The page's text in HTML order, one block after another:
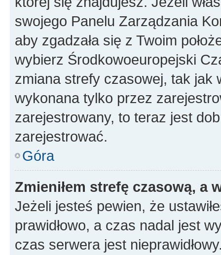
swojego Panelu Zarządzania
aby zgadzała się z Twoim
wybierz Środkowoeuropejski
zmiana strefy czasowej, tak jak
wykonana tylko przez
zarejestrowany, to teraz jest
zarejestrować.
Góra
Zmieniłem strefę czasową, a
Jeżeli jesteś pewien, że
prawidłowo, a czas nadal jest
czas serwera jest